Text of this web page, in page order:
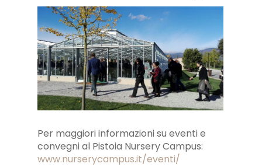
Per maggiori informazioni su eventi e
convegni al Pistoia Nursery Campus:
www.nurserycampus.it/eventi/